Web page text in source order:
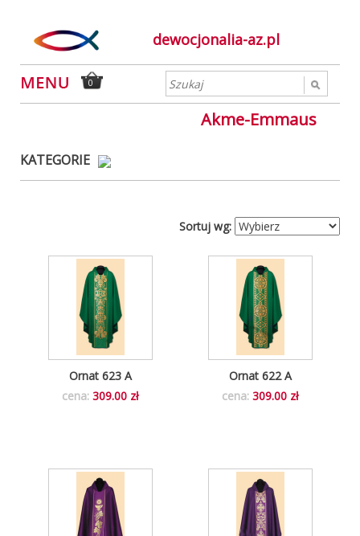
dewocjonalia-az.pl
0
Akme-Emmaus
KATEGORIE
Sortuj wg:
Ornat 622 A
cena: 309.00 zł
Ornat 623 A
cena: 309.00 zł